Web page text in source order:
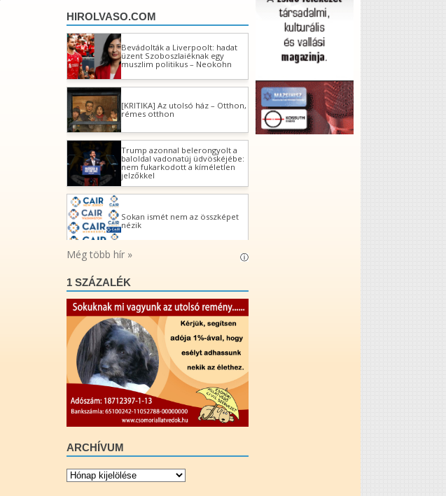
HIROLVASO.COM
1 SZÁZALÉK
ARCHÍVUM
Archívum